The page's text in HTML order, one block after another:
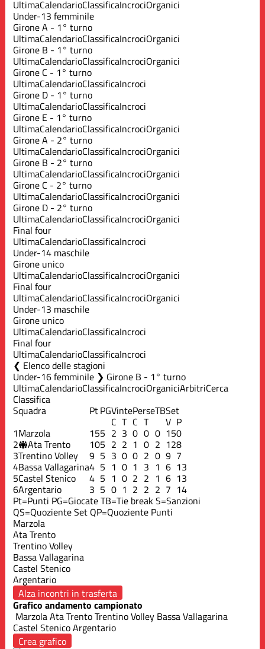
UltimaCalendarioClassificaIncrociOrganici
Under-13 femminile
Girone A - 1° turno
UltimaCalendarioClassificaIncrociOrganici
Girone B - 1° turno
UltimaCalendarioClassificaIncrociOrganici
Girone C - 1° turno
UltimaCalendarioClassificaIncroci
Girone D - 1° turno
UltimaCalendarioClassificaIncroci
Girone E - 1° turno
UltimaCalendarioClassificaIncrociOrganici
Girone A - 2° turno
UltimaCalendarioClassificaIncrociOrganici
Girone B - 2° turno
UltimaCalendarioClassificaIncrociOrganici
Girone C - 2° turno
UltimaCalendarioClassificaIncrociOrganici
Girone D - 2° turno
UltimaCalendarioClassificaIncrociOrganici
Final four
UltimaCalendarioClassificaIncroci
Under-14 maschile
Girone unico
UltimaCalendarioClassificaIncrociOrganici
Final four
UltimaCalendarioClassificaIncrociOrganici
Under-13 maschile
Girone unico
UltimaCalendarioClassificaIncroci
Final four
UltimaCalendarioClassificaIncroci
Elenco delle stagioni
Under-16 femminile ❯ Girone B - 1° turno
UltimaCalendarioClassificaIncrociOrganiciArbitriCerca
Classifica
Squadra PtPGVintePerseTBSet
C T C T V P
1Marzola 155 2 3 0 0 0 150
2 Ata Trento 105 2 2 1 0 2 128
3Trentino Volley 9 5 3 0 0 2 0 9 7
4Bassa Vallagarina4 5 1 0 1 3 1 6 13
5Castel Stenico 4 5 1 0 2 2 1 6 13
6Argentario 3 5 0 1 2 2 2 7 14
Pt=Punti PG=GiocateTB=Tie breakS=Sanzioni
QS=Quoziente Set QP=Quoziente Punti
Marzola
Ata Trento
Trentino Volley
Bassa Vallagarina
Castel Stenico
Argentario
Alza incontri in trasferta
Grafico andamento campionato
MarzolaAta TrentoTrentino Volley Bassa Vallagarina
Castel StenicoArgentario
Crea grafico